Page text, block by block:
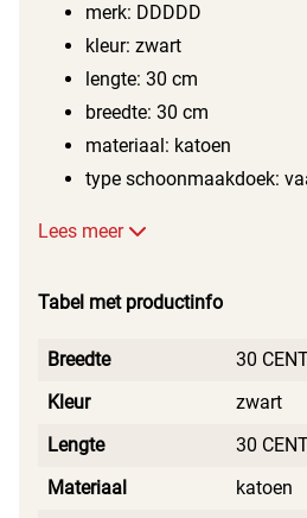
merk: DDDDD
kleur: zwart
lengte: 30 cm
breedte: 30 cm
materiaal: katoen
type schoonmaakdoek:
Lees meer
Tabel met productinfo
Breedte
30
Kleur
zwart
Lengte
30
Materiaal
katoen